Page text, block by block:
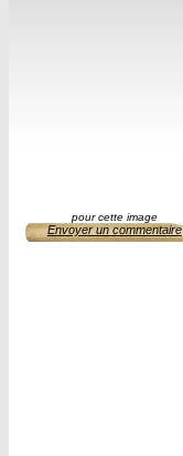
pour cette image
Envoyer un commentaire